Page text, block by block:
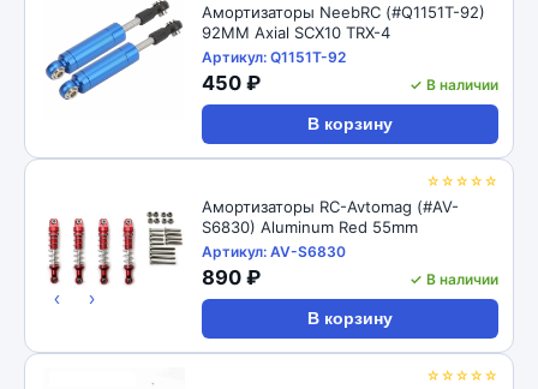
Амортизаторы NeebRC (#Q1151T-92)
92MM Axial SCX10 TRX-4
Артикул: Q1151T-92
450 ₽ ✓ В наличии
В корзину
☆☆☆☆☆
‹ ›
Амортизаторы RC-Avtomag (#AV-
S6830) Aluminum Red 55mm
Артикул: AV-S6830
890 ₽ ✓ В наличии
В корзину
☆☆☆☆☆